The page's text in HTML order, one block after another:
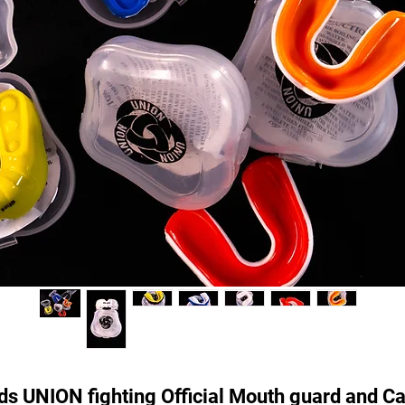
UNION fighting Official Mouth guard and